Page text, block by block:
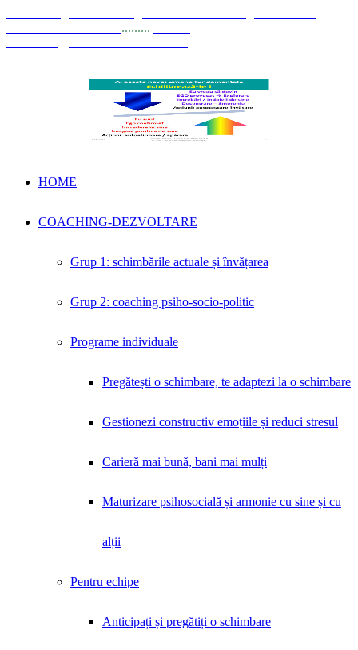
.........
HOME
COACHING-DEZVOLTARE
Grup 1: schimbările actuale și învățarea
Grup 2: coaching psiho-socio-politic
Programe individuale
Pregătești o schimbare, te adaptezi la o schimbare
Gestionezi constructiv emoțiile și reduci stresul
Carieră mai bună, bani mai mulți
Maturizare psihosocială și armonie cu sine și cu
alții
Pentru echipe
Anticipați și pregătiți o schimbare